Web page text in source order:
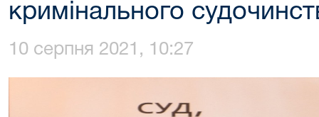
кримінального
10 серпня 2021, 10:27